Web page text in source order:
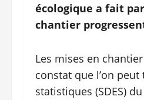
écologique a fait
chantier
Les mises en
constat que l’on
statistiques (SDES)